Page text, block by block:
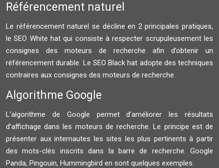
Référencement naturel
Le référencement naturel se décline en 2 principales pratiques,
le SEO White hat qui consiste à respecter scrupuleusement les
consignes des moteurs de recherche afin d’obtenir un
référencement durable. Le SEO Black hat adopte des techniques
contraires aux consignes des moteurs de recherche.
Algorithme Google
L’algorithme de Google permet d’améliorer les résultats
d’affichage dans les moteurs de recherche. Le principe est de
présenter aux internautes les sites les plus pertinents à partir
des mots-clés inscrits dans la barre de recherche. Google
Panda, Pingouin, Hummingbird en sont quelques exemples.